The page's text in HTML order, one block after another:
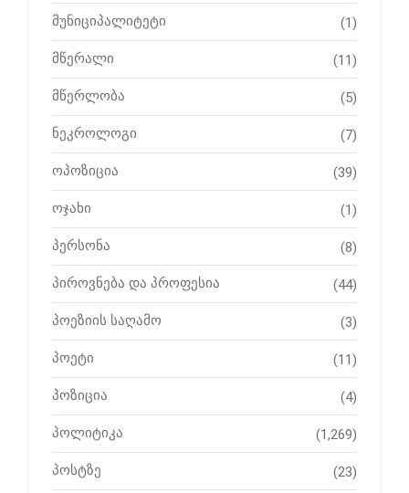
მუნიციპალიტეტი (1)
მწერალი (11)
მწერლობა (5)
ნეკროლოგი (7)
ოპოზიცია (39)
ოჯახი (1)
პერსონა (8)
პიროვნება და პროფესია (44)
პოეზიის საღამო (3)
პოეტი (11)
პოზიცია (4)
პოლიტიკა (1,269)
პოსტზე (23)